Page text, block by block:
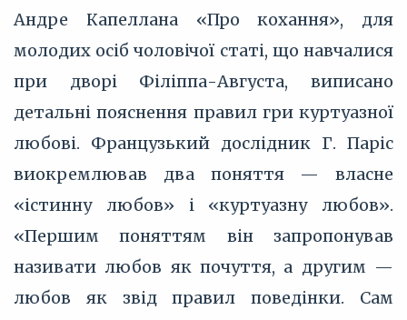
Андре Капеллана «Про кохання», для
молодих осіб чоловічої статі, що навчалися
при дворі Філіппа-Августа, виписано
детальні пояснення правил гри куртуазної
любові. Французький дослідник Г. Паріс
виокремлював два поняття — власне
«істинну любов» і «куртуазну любов».
«Першим поняттям він запропонував
називати любов як почуття, а другим —
любов як звід правил поведінки. Сам